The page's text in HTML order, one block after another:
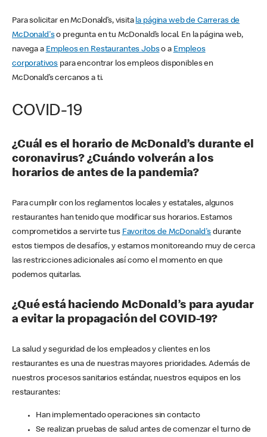
Para solicitar en McDonald’s, visita la página web de Carreras de
McDonald'so pregunta en tu McDonald’s local. En la página web,
navega a Empleos en Restaurantes Jobso a Empleos
corporativos para encontrar los empleos disponibles en
McDonald’s cercanos a ti.
COVID-19
¿Cuál es el horario de McDonald’s durante el
coronavirus? ¿Cuándo volverán a los
horarios de antes de la pandemia?
Para cumplir con los reglamentos locales y estatales, algunos
restaurantes han tenido que modificar sus horarios. Estamos
comprometidos a servirte tus Favoritos de McDonald's durante
estos tiempos de desafíos, y estamos monitoreando muy de cerca
las restricciones adicionales así como el momento en que
podemos quitarlas.
¿Qué está haciendo McDonald’s para ayudar
a evitar la propagación del COVID-19?
La salud y seguridad de los empleados y clientes en los
restaurantes es una de nuestras mayores prioridades. Además de
nuestros procesos sanitarios estándar, nuestros equipos en los
restaurantes:
Han implementado operaciones sin contacto
Se realizan pruebas de salud antes de comenzar el turno de